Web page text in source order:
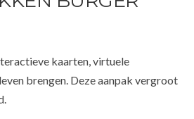
kaarten, virtuele
brengen. Deze aanpak vergroot